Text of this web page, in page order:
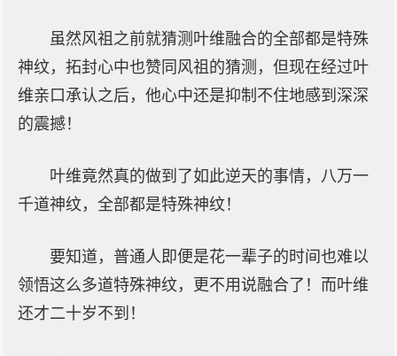
虽然风祖之前就猜测叶维融合的全部都是特殊
神纹，拓封心中也赞同风祖的猜测，但现在经过叶
维亲口承认之后，他心中还是抑制不住地感到深深
的震撼！
叶维竟然真的做到了如此逆天的事情，八万一
千道神纹，全部都是特殊神纹！
要知道，普通人即便是花一辈子的时间也难以
领悟这么多道特殊神纹，更不用说融合了！而叶维
还才二十岁不到！